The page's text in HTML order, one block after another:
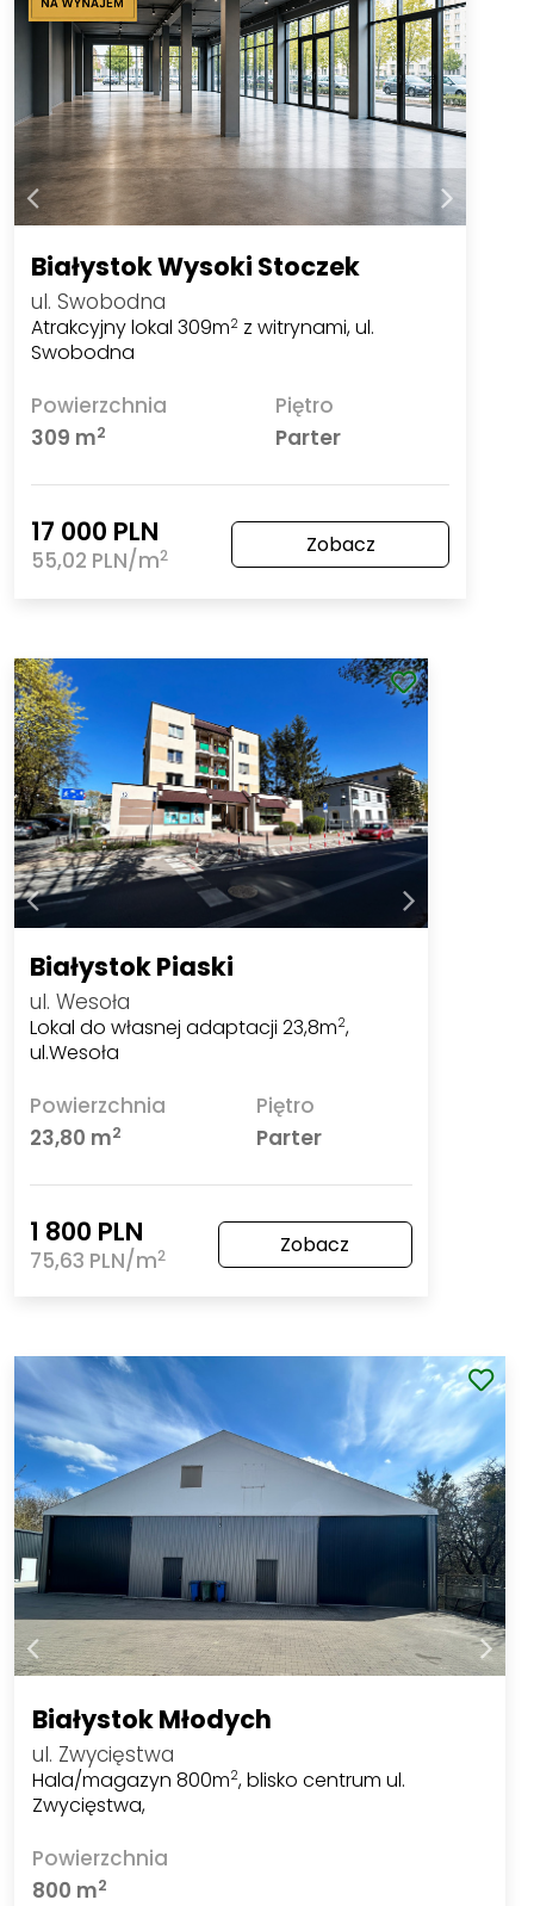
Białystok Wysoki Stoczek
ul. Swobodna
Atrakcyjny lokal 309m2 z witrynami, ul.
Swobodna
Powierzchnia
309 m2
Piętro
Parter
17 000 PLN
55,02 PLN/m2 Zobacz
Białystok Piaski
ul. Wesoła
Lokal do własnej adaptacji 23,8m2,
ul.Wesoła
Powierzchnia
23,80 m2
Piętro
Parter
1 800 PLN
75,63 PLN/m2 Zobacz
Białystok Młodych
ul. Zwycięstwa
Hala/magazyn 800m2, blisko centrum ul.
Zwycięstwa,
Powierzchnia
800 m2